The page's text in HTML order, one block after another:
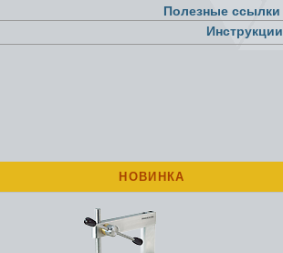
Полезные ссылки
Инструкции
НОВИНКА